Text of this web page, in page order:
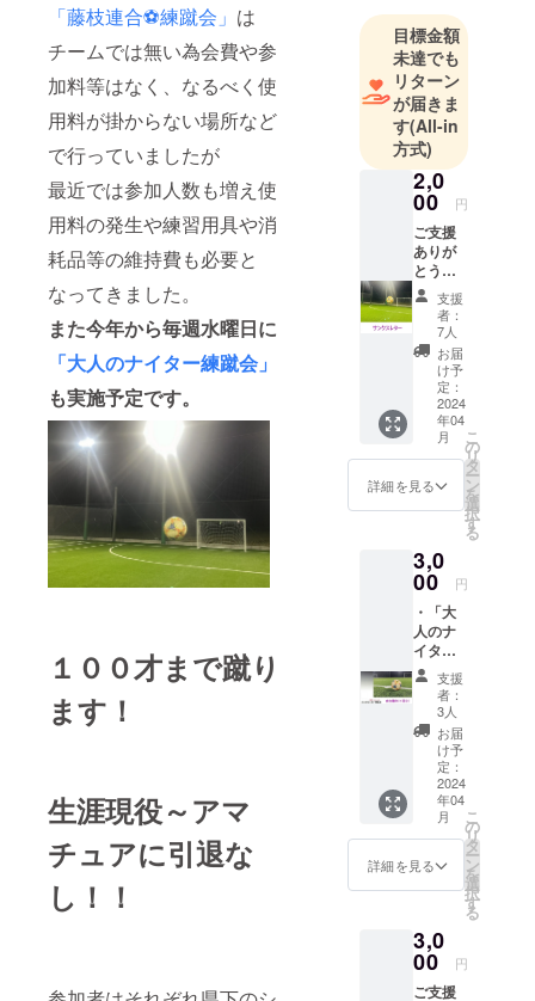
「藤枝連合⚽練蹴会」 は
チームでは無い為会費や参
加料等はなく、なるべく使
用料が掛からない場所など
で行っていましたが
最近では参加人数も増え使
用料の発生や練習用具や消
耗品等の維持費も必要と
なってきました。
また今年から毎週水曜日に
「大人のナイター練蹴会」
も実施予定です。
１００才まで蹴り
ます！
生涯現役～アマ
チュアに引退な
し！！
1991年に
JFA日本サッ
カー協会公
認C級コーチ
取得後、３
０年以上
サッカー指
導で現場に
携わってき
ました。
その他JFAで
はサッカー
＆フットサ
ル４級審判
員、スポー
ツマネ
ジャーズカ
レッジG2
JIFF日本障
がい者サッ
認JIFF普及
リーダー
日本ウォー
キングフッ
トボール連
盟公認
ウォーキン
ボールコー
ディネー
JSPO日本ス
ポーツ協会
タントマネ
ジャー
JOSA日本パ
目標金額
未達でも
リターン
が届きま
す(All-in
方式)
2,0
00 円
ご支援
ありが
とうご
ざいま
す！ サ
ンクス
レター
をお届
け致し
ます。
支援
者：
7人
お届
け予
定：
2024
年04
月
詳細を見る
こ
の
リ
タ
ー
ン
を
選
択
す
る
3,0
00 円
・「大
人のナ
イター
練蹴
会」参
加権利
（1回
分）
・ サ
ンクス
レター
「大人
のナイ
ター練
蹴会」
2024年
内1回限
りで
す。
支援
者：
3人
お届
け予
定：
2024
年04
月
詳細を見る
こ
の
リ
タ
ー
ン
を
選
択
す
る
3,0
00 円
ご支援